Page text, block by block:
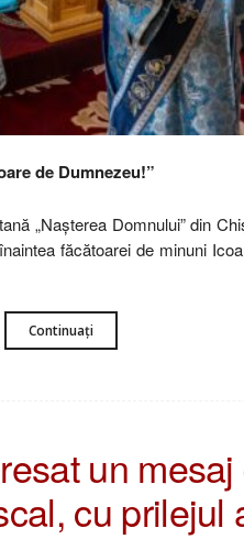
de Dumnezeu!”
„Nașterea Domnului” din
făcătoarei de minuni
Continuați
un
cu prilejul